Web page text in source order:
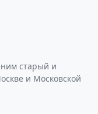
старый и
и Московской